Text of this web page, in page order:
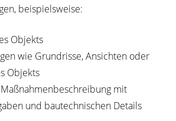
beispielsweise:
Objekts
wie Grundrisse, Ansichten oder
Objekts
mit
und bautechnischen Details